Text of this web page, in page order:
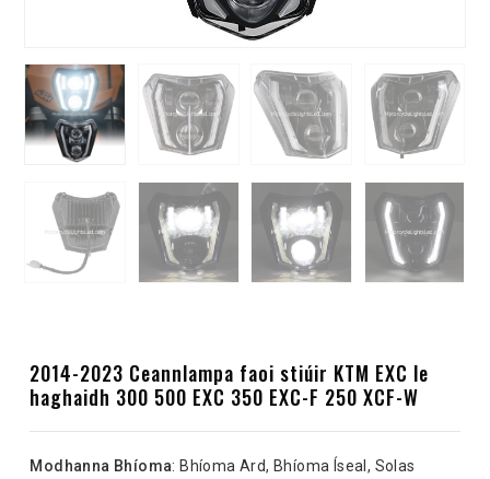
2014-2023 Ceannlampa faoi stiúir KTM EXC le
haghaidh 300 500 EXC 350 EXC-F 250 XCF-W
Modhanna Bhíoma: Bhíoma Ard, Bhíoma Íseal, Solas